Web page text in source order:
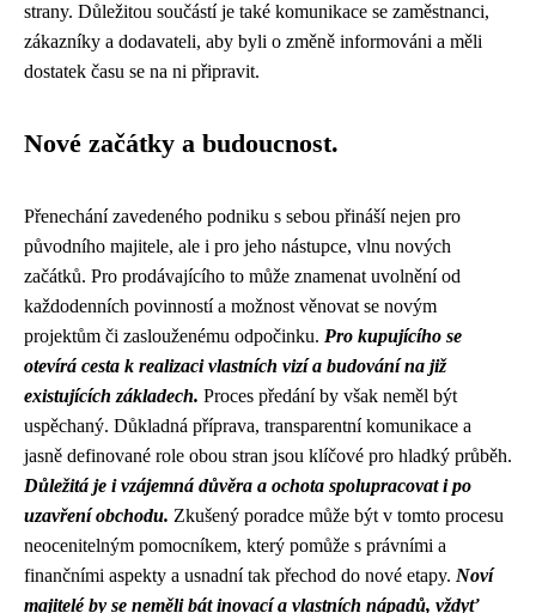
strany. Důležitou součástí je také komunikace se zaměstnanci,
zákazníky a dodavateli, aby byli o změně informováni a měli
dostatek času se na ni připravit.
Nové začátky a budoucnost.
Přenechání zavedeného podniku s sebou přináší nejen pro
původního majitele, ale i pro jeho nástupce, vlnu nových
začátků. Pro prodávajícího to může znamenat uvolnění od
každodenních povinností a možnost věnovat se novým
projektům či zaslouženému odpočinku. Pro kupujícího se
otevírá cesta k realizaci vlastních vizí a budování na již
existujících základech. Proces předání by však neměl být
uspěchaný. Důkladná příprava, transparentní komunikace a
jasně definované role obou stran jsou klíčové pro hladký průběh.
Důležitá je i vzájemná důvěra a ochota spolupracovat i po
uzavření obchodu. Zkušený poradce může být v tomto procesu
neocenitelným pomocníkem, který pomůže s právními a
finančními aspekty a usnadní tak přechod do nové etapy. Noví
majitelé by se neměli bát inovací a vlastních nápadů, vždyť